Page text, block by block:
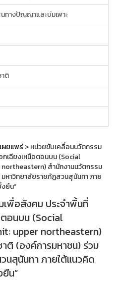
ทางปัญญาและบ่มเพาะ
ติ
ผยแพร่> หน่วยขับเคลื่อนนวัตกรรม
เฉียงเหนือตอนบน (Social
สำนักงานนวัตกรรม
หาวิทยาลัยราชภัฏสวนสุนันทา ภาย
ยืน”
พื่อสังคม ประจำพื้นที่
อนบน (Social
upper northeastern)
ติ (องค์การมหาชน) ร่วม
นสุนันทา ภายใต้แนวคิด
น”